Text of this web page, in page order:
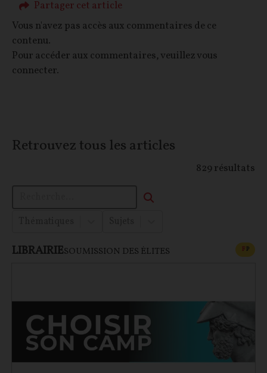
Partager cet article
Vous n'avez pas accès aux commentaires de ce
contenu.
Pour accéder aux commentaires, veuillez vous
connecter.
Retrouvez tous les articles
829 résultats
LIBRAIRIESOUMISSION DES ÉLITES FP